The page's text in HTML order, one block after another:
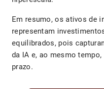
Em resumo, os ativos de
representam
equilibrados, pois
da IA ​​e, ao mesmo
prazo.